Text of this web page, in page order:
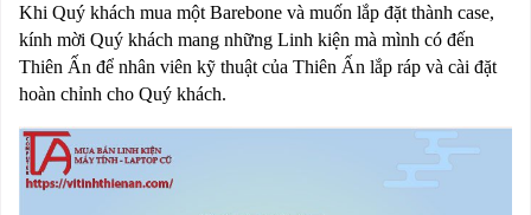
Khi Quý khách mua một Barebone và muốn lắp đặt thành case,
kính mời Quý khách mang những Linh kiện mà mình có đến
Thiên Ấn để nhân viên kỹ thuật của Thiên Ấn lắp ráp và cài đặt
hoàn chỉnh cho Quý khách.